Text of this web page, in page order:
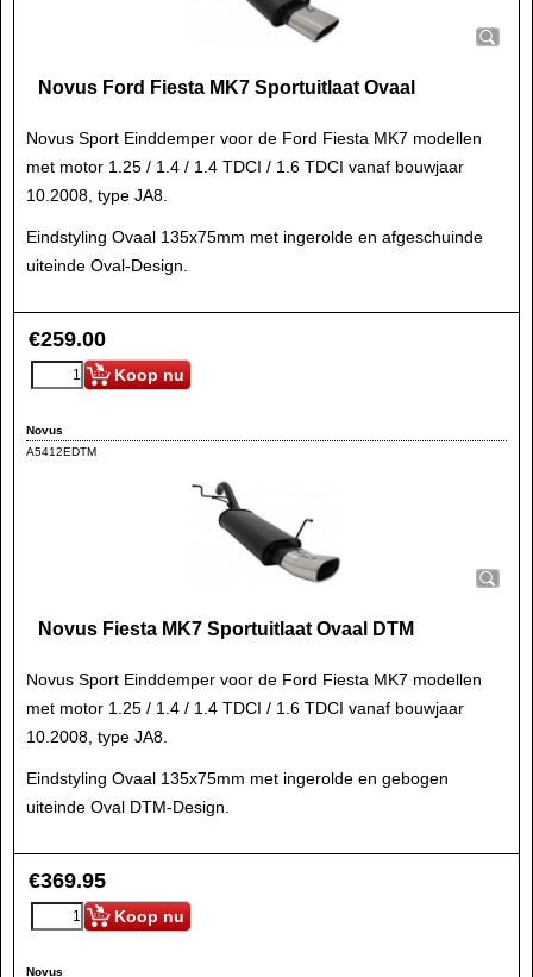
Novus Ford Fiesta MK7 Sportuitlaat Ovaal
Novus Sport Einddemper voor de Ford Fiesta MK7 modellen
met motor 1.25 / 1.4 / 1.4 TDCI / 1.6 TDCI vanaf bouwjaar
10.2008, type JA8.
Eindstyling Ovaal 135x75mm met ingerolde en afgeschuinde
uiteinde Oval-Design.
€259.00
Koop nu
Novus
A5412EDTM
Novus Fiesta MK7 Sportuitlaat Ovaal DTM
Novus Sport Einddemper voor de Ford Fiesta MK7 modellen
met motor 1.25 / 1.4 / 1.4 TDCI / 1.6 TDCI vanaf bouwjaar
10.2008, type JA8.
Eindstyling Ovaal 135x75mm met ingerolde en gebogen
uiteinde Oval DTM-Design.
€369.95
Koop nu
Novus